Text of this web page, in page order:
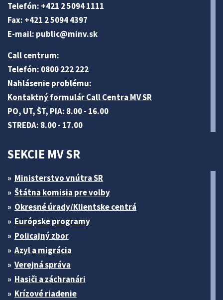
Telefón: +421 2 5094 1111
Fax: +421 2 5094 4397
E-mail: public@minv.sk
Call centrum:
Telefón: 0800 222 222
Nahlásenie problému:
Kontaktný formulár Call Centra MV SR
PO, UT, ŠT, PIA: 8.00 - 16.00
STREDA: 8.00 - 17.00
SEKCIE MV SR
Ministerstvo vnútra SR
Štátna komisia pre volby
Okresné úrady/Klientske centrá
Európske programy
Policajný zbor
Azyl a migrácia
Verejná správa
Hasiči a záchranári
Krízové riadenie